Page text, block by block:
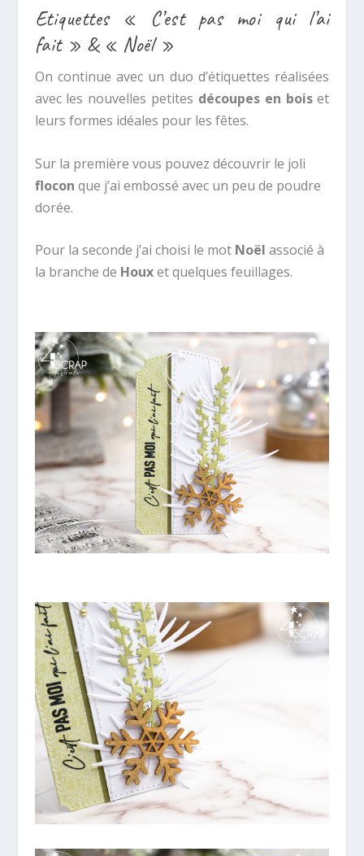
Etiquettes « C’est pas moi qui l’ai
fait » & « Noël »
On continue avec un duo d’étiquettes réalisées
avec les nouvelles petites découpes en boiset
leurs formes idéales pour les fêtes.
Sur la première vous pouvez découvrir le joli
flocon que j’ai embossé avec un peu de poudre
dorée.
Pour la seconde j’ai choisi le mot Noël associé à
la branche de Houxet quelques feuillages.